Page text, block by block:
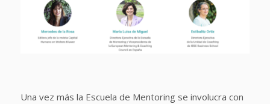
Una vez más la Escuela de Mentoring se involucra con